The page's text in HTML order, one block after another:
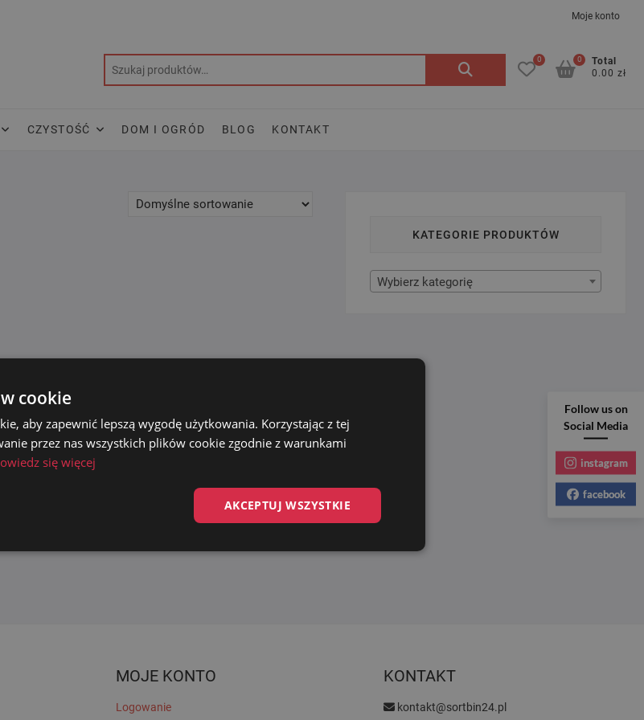
Moje konto
Szukaj: 0
Total
0.00 zł
0
CZYSTOŚĆ DOM I OGRÓD BLOG KONTAKT
KATEGORIE PRODUKTÓW
Wybierz kategorię
MOJE KONTO
Logowanie
KONTAKT
kontakt@sortbin24.pl
Follow us on
Social Media
instagram
facebook
cookie
aby zapewnić lepszą wygodę użytkowania. Korzystając z tej
przez nas wszystkich plików cookie zgodnie z warunkami
się więcej
AKCEPTUJ WSZYSTKIE